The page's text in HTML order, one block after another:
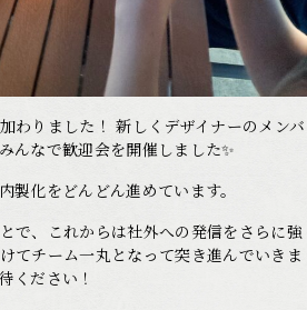
わりました！ 新しくデザイナーのメンバ
んなで歓迎会を開催しました✨
製化をどんどん進めています。
で、これからは社外への発信をさらに強
てチーム一丸となって突き進んでいきま
ください！